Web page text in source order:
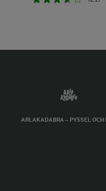
ARLAKADABRA – PYSSEL OCH